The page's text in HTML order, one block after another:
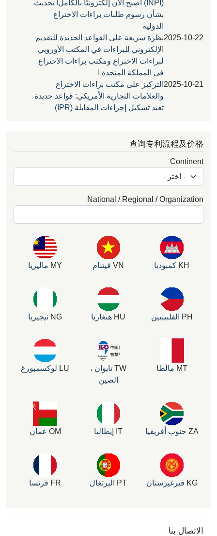
(INPI) أصبح الآن إلكترونيًا بالكامل! تحديث
بشأن رسوم طلبات براءات الاختراع
نظرة سريعة على القواعد الجديدة للتقديم
الإلكتروني للبراءات في المكتب الأوروبي
لبراءات الاختراع ومكتب براءات الاختراع
في المملكة المتحدة ا
التركيز على مكتب براءات الاختراع
والعلامات التجارية الأمريكي: قواعد جديدة
تعيد تشكيل إجراءات المقابلة (IPR)
查询专利流程
National / Regional /
MY VN
NG HU الفلبينيين
LU لوكسمبورغ TW
تايوان ،
OM IT إيطاليا أفريقيا
FR PT البرتغال